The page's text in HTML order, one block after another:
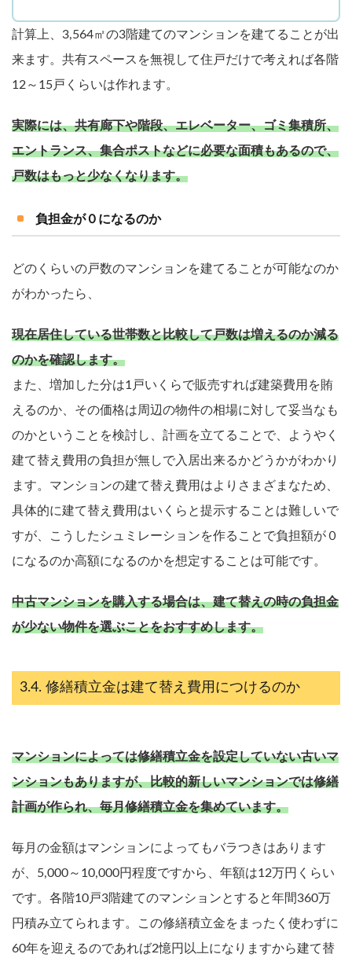
計算上、3,564㎡の3階建てのマンションを建てることが出
来ます。共有スペースを無視して住戸だけで考えれば各階
12～15戸くらいは作れます。
実際には、共有廊下や階段、エレベーター、ゴミ集積所、
エントランス、集合ポストなどに必要な面積もあるので、
戸数はもっと少なくなります。
負担金が０になるのか
どのくらいの戸数のマンションを建てることが可能なのか
がわかったら、
現在居住している世帯数と比較して戸数は増えるのか減る
のかを確認します。
また、増加した分は1戸いくらで販売すれば建築費用を賄
えるのか、その価格は周辺の物件の相場に対して妥当なも
のかということを検討し、計画を立てることで、ようやく
建て替え費用の負担が無しで入居出来るかどうかがわかり
ます。マンションの建て替え費用はよりさまざまなため、
具体的に建て替え費用はいくらと提示することは難しいで
すが、こうしたシュミレーションを作ることで負担額が０
になるのか高額になるのかを想定することは可能です。
中古マンションを購入する場合は、建て替えの時の負担金
が少ない物件を選ぶことをおすすめします。
修繕積立金は建て替え費用につけるのか
マンションによっては修繕積立金を設定していない古いマ
ンションもありますが、比較的新しいマンションでは修繕
計画が作られ、毎月修繕積立金を集めています。
毎月の金額はマンションによってもバラつきはあります
が、5,000～10,000円程度ですから、年額は12万円くらい
です。各階10戸3階建てのマンションとすると年間360万
円積み立てられます。この修繕積立金をまったく使わずに
60年を迎えるのであれば2憶円以上になりますから建て替
売却を
決めている
まず価格を
知りたい